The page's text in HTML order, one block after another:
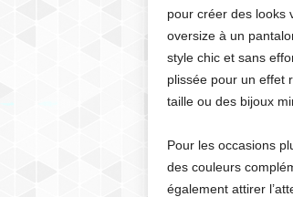
pour créer des looks
oversize à un
style chic et sans
plissée pour un effet
taille ou des bijoux
Pour les occasions
des couleurs
également attirer